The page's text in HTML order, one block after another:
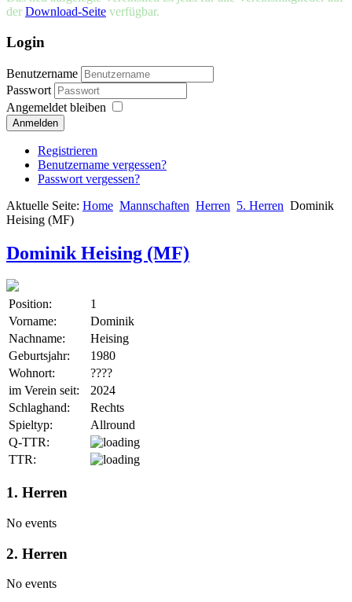
der Download-Seite verfügbar.
Login
Benutzername
Passwort
Angemeldet bleiben
Anmelden
Registrieren
Benutzername vergessen?
Passwort vergessen?
Aktuelle Seite: Home Mannschaften Herren 5. Herren Dominik
Heising (MF)
Dominik Heising (MF)
Position:
1
Vorname:
Dominik
Nachname:
Heising
Geburtsjahr:
1980
Wohnort:
????
im Verein seit:
2024
Schlaghand:
Rechts
Spieltyp:
Allround
Q-TTR:
TTR:
1. Herren
No events
2. Herren
No events